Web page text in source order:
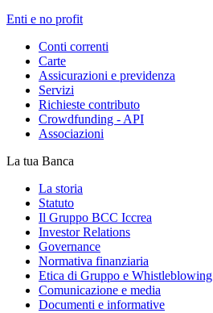
Enti e no profit
Conti correnti
Carte
Assicurazioni e previdenza
Servizi
Richieste contributo
Crowdfunding - API
Associazioni
La tua Banca
La storia
Statuto
Il Gruppo BCC Iccrea
Investor Relations
Governance
Normativa finanziaria
Etica di Gruppo e Whistleblowing
Comunicazione e media
Documenti e informative